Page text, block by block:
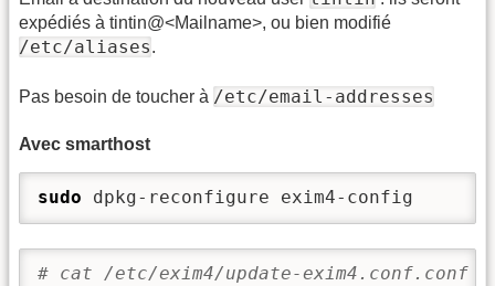
expédiés à tintin@<Mailname>, ou bien modifié
/etc/aliases.
Pas besoin de toucher à /etc/email-addresses
Avec smarthost
sudo dpkg-reconfigure exim4-config
# cat /etc/exim4/update-exim4.conf.conf